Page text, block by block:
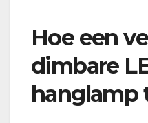
Hoe een
dimbare
hanglamp